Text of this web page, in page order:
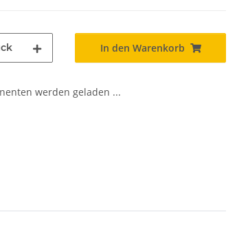
In den Warenkorb
werden geladen ...